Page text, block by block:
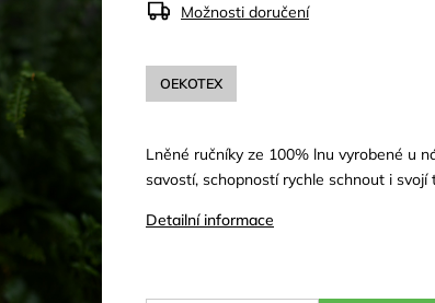
OEKOTEX
Lněné ručníky ze 100% lnu vyrobené u
savostí, schopností rychle schnout i svojí
Detailní informace
Možnosti doručení